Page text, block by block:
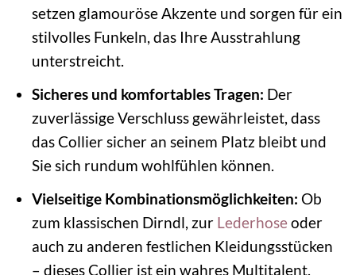
setzen glamouröse Akzente und sorgen für ein
stilvolles Funkeln, das Ihre Ausstrahlung
unterstreicht.
Sicheres und komfortables Tragen: Der
zuverlässige Verschluss gewährleistet, dass
das Collier sicher an seinem Platz bleibt und
Sie sich rundum wohlfühlen können.
Vielseitige Kombinationsmöglichkeiten: Ob
zum klassischen Dirndl, zur Lederhoseoder
auch zu anderen festlichen Kleidungsstücken
– dieses Collier ist ein wahres Multitalent.